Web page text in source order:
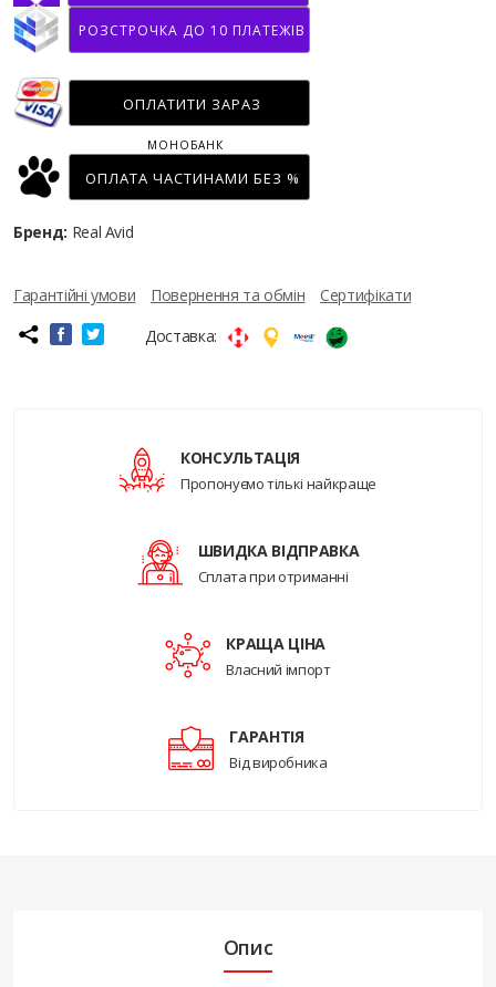
РОЗСТРОЧКА ДО 10 ПЛАТЕЖІВ
ОПЛАТИТИ ЗАРАЗ
ОПЛАТА ЧАСТИНАМИ БЕЗ %
МОНОБАНК
Бренд: Real Avid
Гарантійні умови Повернення та обмін
Сертифікати
Доставка:
КОНСУЛЬТАЦІЯ
Пропонуємо тількі найкраще
ШВИДКА ВІДПРАВКА
Сплата при отриманні
КРАЩА ЦІНА
Власний імпорт
ГАРАНТІЯ
Від виробника
Опис